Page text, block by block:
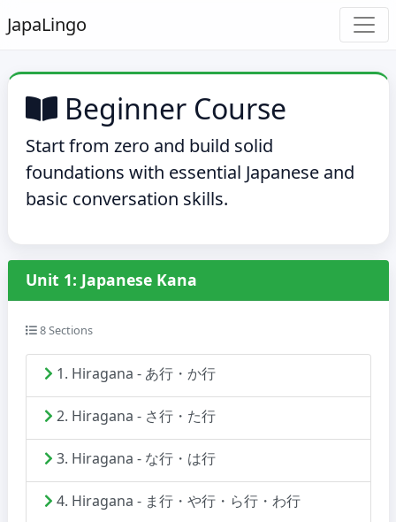
JapaLingo
Beginner Course
Start from zero and build solid
foundations with essential Japanese and
basic conversation skills.
Unit 1: Japanese Kana
8 Sections
1. Hiragana - あ行・か行
2. Hiragana - さ行・た行
3. Hiragana - な行・は行
4. Hiragana - ま行・や行・ら行・わ行